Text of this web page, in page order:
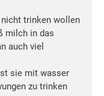
trinken wollen
milch in das
auch viel
sie mit wasser
zu trinken